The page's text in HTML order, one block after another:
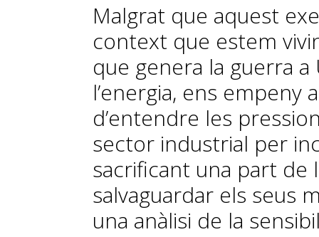
Malgrat que aquest
context que estem
que genera la guerra
l’energia, ens empeny
d’entendre les
sector industrial per
sacrificant una part de
salvaguardar els seus
una anàlisi de la